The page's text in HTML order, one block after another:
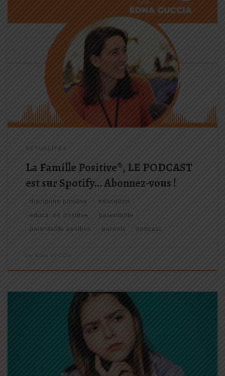
La Famille Positive®, le podcast dans lequel Edna GUCCIA, coach,
formatrice, conférencière et consultante Spécialisé en
Psychologie et Discipline Positive®, Vous livre tous ses secrets
pour mieux vivre, penser et éduquer positif.
ACTUALITÉS
La Famille Positive®, LE PODCAST
est sur Spotify… Abonnez-vous !
discipline positive education
éducation positive parentalité
parentalité positive parents podcast
par Edna GUCCIA
Aujourd’hui, je veux vous parler des 3 mythes toxiques sur
l’éducation positive que vous devez ABSOLUMENT briser si vous
voulez réussir à devenir ce que j’appelle un « Parent Positif » ...